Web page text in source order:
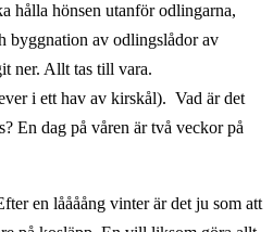
hålla hönsen utanför odlingarna,
byggnation av odlingslådor av
ner. Allt tas till vara.
i ett hav av kirskål). Vad är det
En dag på våren är två veckor på
en låååång vinter är det ju som att